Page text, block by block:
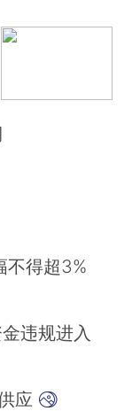
不得超3%
违规进入
应